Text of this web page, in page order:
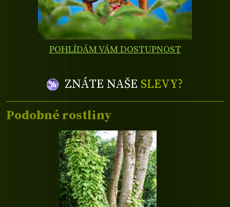
POHLÍDÁM VÁM DOSTUPNOST
ZNÁTE NAŠE SLEVY?
Podobné rostliny